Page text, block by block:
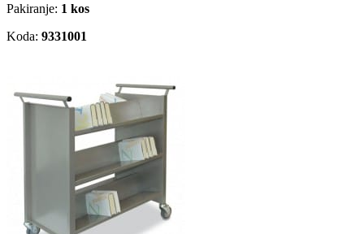
Pakiranje: 1 kos
Koda: 9331001